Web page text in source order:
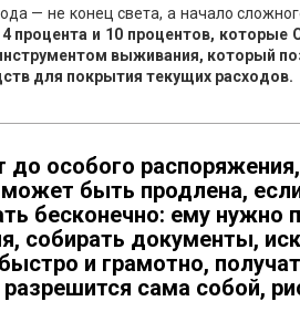
— не конец света, а начало
процента и 10 процентов, которые
выживания, который
для покрытия текущих расходов.
особого распоряжения,
быть продлена,
бесконечно: ему нужно
собирать документы,
и грамотно,
сама собой,